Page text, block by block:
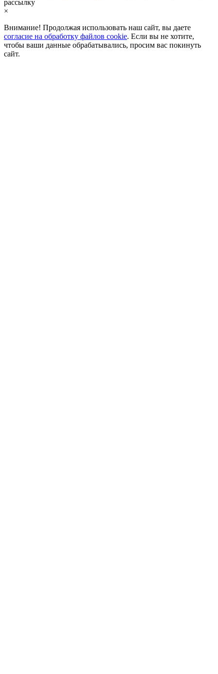
рассылку
×
Внимание! Продолжая использовать наш сайт, вы даете
согласие на обработку файлов cookie. Если вы не хотите,
чтобы ваши данные обрабатывались, просим вас покинуть
сайт.